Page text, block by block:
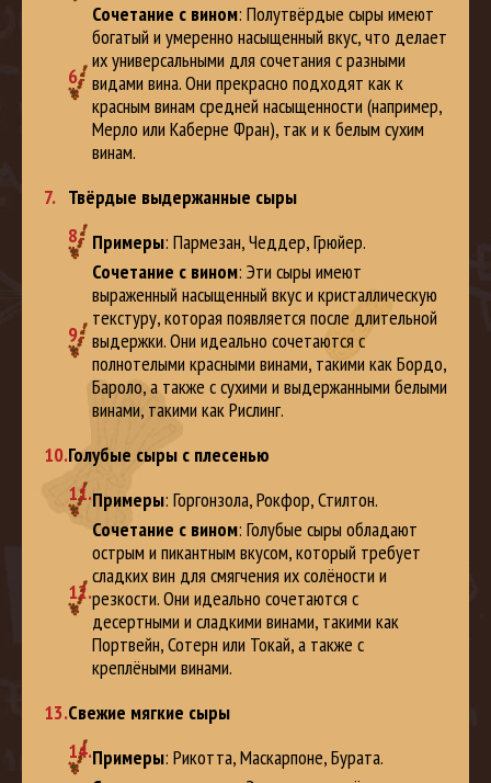
Сочетание с вином: Полутвёрдые сыры имеют
богатый и умеренно насыщенный вкус, что делает
их универсальными для сочетания с разными
видами вина. Они прекрасно подходят как к
красным винам средней насыщенности (например,
Мерло или Каберне Фран), так и к белым сухим
винам.
Твёрдые выдержанные сыры
Примеры: Пармезан, Чеддер, Грюйер.
Сочетание с вином: Эти сыры имеют
выраженный насыщенный вкус и кристаллическую
текстуру, которая появляется после длительной
выдержки. Они идеально сочетаются с
полнотелыми красными винами, такими как Бордо,
Бароло, а также с сухими и выдержанными белыми
винами, такими как Рислинг.
Голубые сыры с плесенью
Примеры: Горгонзола, Рокфор, Стилтон.
Сочетание с вином: Голубые сыры обладают
острым и пикантным вкусом, который требует
сладких вин для смягчения их солёности и
резкости. Они идеально сочетаются с
десертными и сладкими винами, такими как
Портвейн, Сотерн или Токай, а также с
креплёными винами.
Свежие мягкие сыры
Примеры: Рикотта, Маскарпоне, Бурата.